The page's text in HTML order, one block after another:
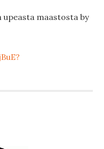
upeasta maastosta by